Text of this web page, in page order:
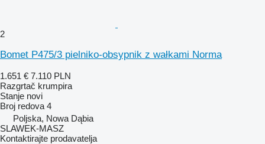
2
Bomet P475/3 pielniko-obsypnik z wałkami Norma
1.651 € 7.110 PLN
Razgrtač krumpira
Stanje novi
Broj redova 4
Poljska, Nowa Dąbia
SLAWEK-MASZ
Kontaktirajte prodavatelja